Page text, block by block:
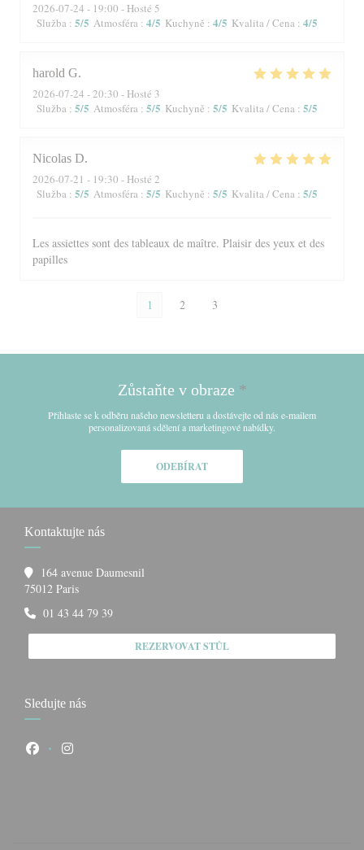
2026-07-24 - 19:00 - Hosté 5
Služba : 5/5 Atmosféra : 4/5 Kuchyně : 4/5 Kvalita / Cena : 4/5
harold G
2026-07-24 - 20:30 - Hosté 3
Služba : 5/5 Atmosféra : 5/5 Kuchyně : 5/5 Kvalita / Cena : 5/5
Nicolas D
2026-07-21 - 19:30 - Hosté 2
Služba : 5/5 Atmosféra : 5/5 Kuchyně : 5/5 Kvalita / Cena : 5/5
Les assiettes sont des tableaux de maître. Plaisir des yeux et des
papilles
1 2 3
Zůstaňte v obraze *
Přihlaste se k odběru našeho newsletteru a dostávejte od nás e-mailem
personalizovaná sdělení a marketingové nabídky.
ODEBÍRAT
Kontaktujte nás
164 avenue Daumesnil
75012 Paris((otevře se v novém okně))
01 43 44 79 39
REZERVOVAT STŮL
Sledujte nás
Facebook ((otevře se v novém okně))
Instagram ((otevře se v novém okně))